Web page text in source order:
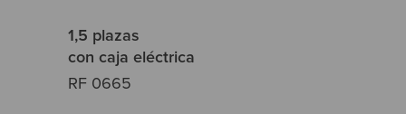
1,5 plazas
con caja eléctrica
RF 0665